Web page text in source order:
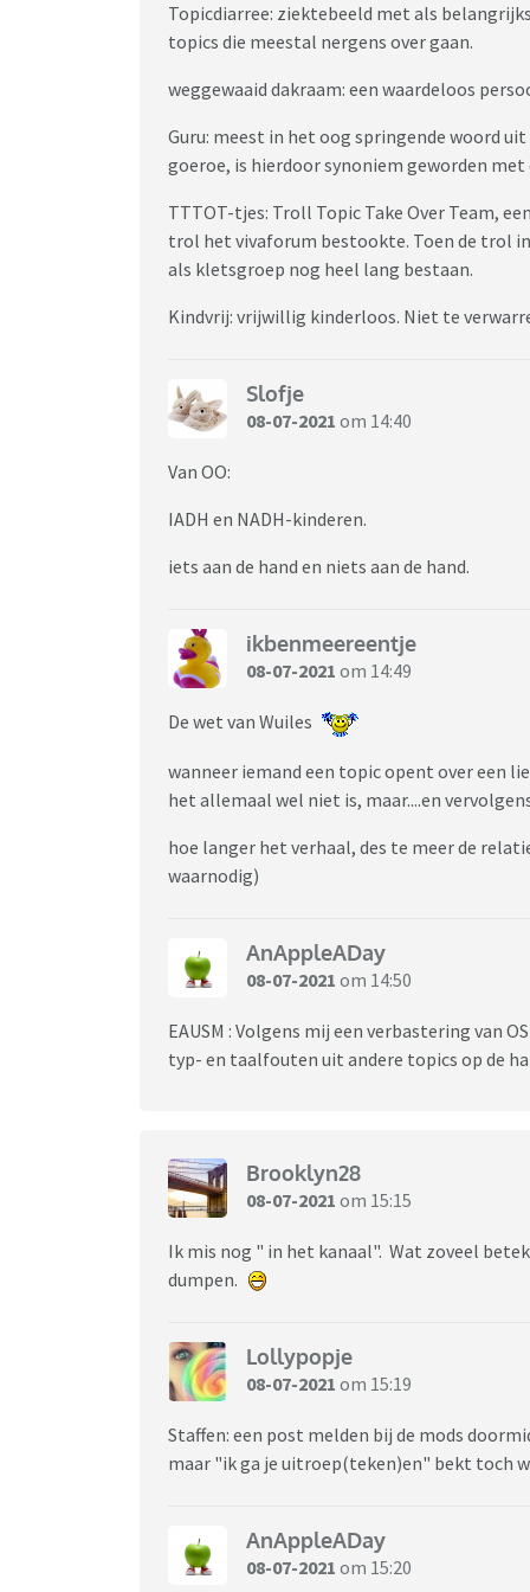
De wet van Wuiles <-> wanneer iemand
verhaal is, hoe langer het verhaal, des te
IADH en NADH-kinderen <-> iets aan de
guru, of goeroe, is hierdoor synoniem
weggewaaid dakraam <-> een waardeloos
Topicdiarree <-> ziektebeeld met als
TTTOT-tjes <-> roll Topic Take Over Team,
trol het vivaforum bestookte. Toen de trol in
onduidelijk voor het merendeel van de
privévete <-> forummer die naar aanleiding
gezelligheid opleverde bleef het vaker wel
niet staan/werd er niet ingegrepen
banaannaaier <-> iemand die forummers
zodoende een ban kan aannaaien)
Dus ‘Jij woont zeker in Noorwegen?’, ‘Oh
geholpen hebben
Met vriendelijke groet,
Heidi-Forumbeheer
Ouders.nl&Viafora.nl
Topicdiarree: ziektebeeld met als
topics die meestal nergens over gaan.
weggewaaid dakraam: een waardeloos
Guru: meest in het oog springende woord
goeroe, is hierdoor synoniem geworden
TTTOT-tjes: Troll Topic Take Over Team,
trol het vivaforum bestookte. Toen de trol
als kletsgroep nog heel lang bestaan.
Kindvrij: vrijwillig kinderloos. Niet te
Slofje
08-07-2021 om 14:40
Van OO:
IADH en NADH-kinderen.
iets aan de hand en niets aan de hand.
ikbenmeereentje
08-07-2021 om 14:49
De wet van Wuiles
wanneer iemand een topic opent over een
het allemaal wel niet is, maar....en
hoe langer het verhaal, des te meer de
waarnodig)
AnAppleADay
08-07-2021 om 14:50
EAUSM : Volgens mij een verbastering van
typ- en taalfouten uit andere topics op de
Brooklyn28
08-07-2021 om 15:15
Ik mis nog " in het kanaal". Wat zoveel
dumpen.
Lollypopje
08-07-2021 om 15:19
Staffen: een post melden bij de mods
maar "ik ga je uitroep(teken)en" bekt toch
AnAppleADay
08-07-2021 om 15:20